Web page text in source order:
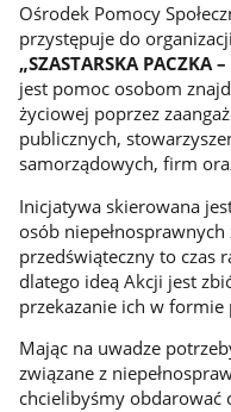
Ośrodek Pomocy
przystępuje do
„SZASTARSKA PACZKA
jest pomoc osobom
życiowej poprzez
publicznych,
samorządowych, firm
Inicjatywa skierowana
osób
przedświąteczny to czas
dlatego ideą Akcji jest
przekazanie ich w formie
Mając na uwadze
związane z
chcielibyśmy obdarować